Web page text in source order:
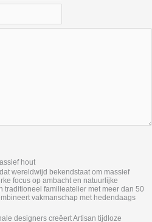
wereldwijd bekendstaat om massief
focus op ambacht en natuurlijke
traditioneel familieatelier met meer dan 50
vakmanschap met hedendaags
designers creëert Artisan tijdloze